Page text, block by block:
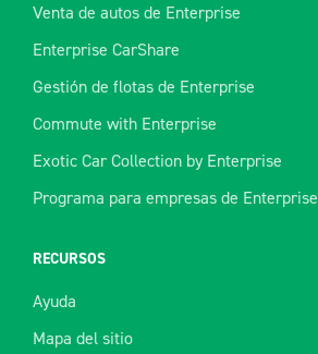
Venta de autos de Enterprise
Enterprise CarShare
Gestión de flotas de Enterprise
Commute with Enterprise
Exotic Car Collection by Enterprise
Programa para empresas de Enterprise
RECURSOS
Ayuda
Mapa del sitio